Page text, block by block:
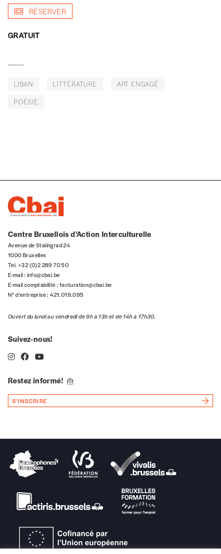
INSCRIPTION
*champs obligatoires
confirmation et la mention “participation
Imag”.
n’est pas indispensable. Il marque votre
volonté de soutenir nos activités.
Abonnement
20€*/an
5€*
Je m'abonne à l'Imag
Format numérique
Je commande au numéro
Édition papier (livraison en Belgique
uniquement)
RÉSERVER
GRATUIT
LIBAN LITTÉRATURE
ART ENGAGÉ
POÉSIE
Centre Bruxellois d’Action Interculturelle
Avenue de Stalingrad 24
1000 Bruxelles
Tel. +32 (0)2 289 70 50
E-mail : info@cbai.be
E-mail comptabilité : facturation@cbai.be
N° d’entreprise : 421.019.095
Ouvert du lundi au vendredi de 9h à 13h et de 14h à 17h30.
Suivez-nous!
Restez informé!
S'INSCRIRE